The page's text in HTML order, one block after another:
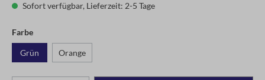
Sofort verfügbar, Lieferzeit: 2-5 Tage
Farbe
Grün Orange